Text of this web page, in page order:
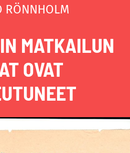
RÖNNHOLM
MATKAILUN
OVAT